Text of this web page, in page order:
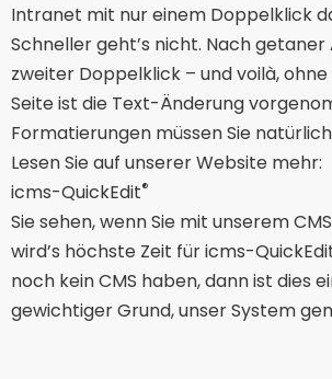
Intranet mit nur einem Doppelklick
Schneller geht’s nicht. Nach
zweiter Doppelklick – und voilà,
Seite ist die Text-Änderung
Formatierungen müssen Sie
Lesen Sie auf unserer Website mehr:
icms-QuickEdit®
Sie sehen, wenn Sie mit unserem
wird’s höchste Zeit für icms-
noch kein CMS haben, dann ist dies
gewichtiger Grund, unser System